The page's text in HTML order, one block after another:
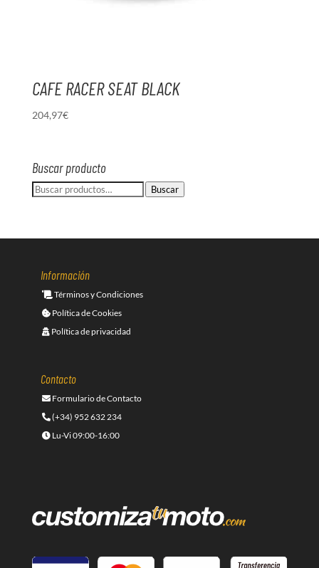
CAFE RACER SEAT BLACK
204,97€
Buscar producto
Buscar
Buscar
Información
Términos y Condiciones
Política de Cookies
Política de privacidad
Contacto
Formulario de Contacto
(+34) 952 632 234
Lu-Vi 09:00-16:00